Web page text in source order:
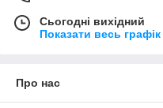
Сьогодні вихідний
Показати весь
Про нас